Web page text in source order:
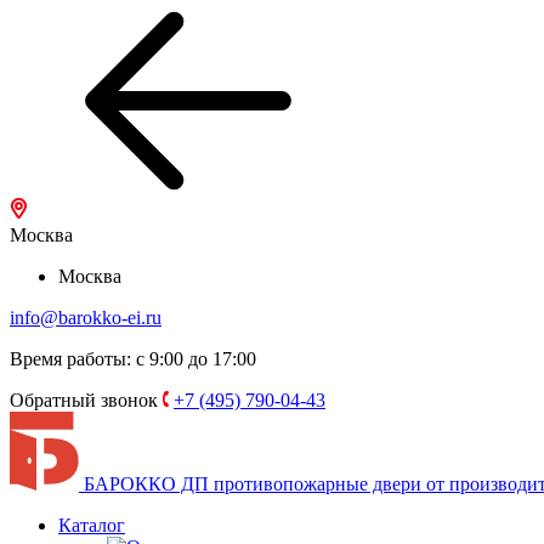
Москва
Москва
info@barokko-ei.ru
Время работы: с 9:00 до 17:00
Обратный звонок
+7 (495) 790-04-43
БАРОККО ДП противопожарные двери от
Каталог